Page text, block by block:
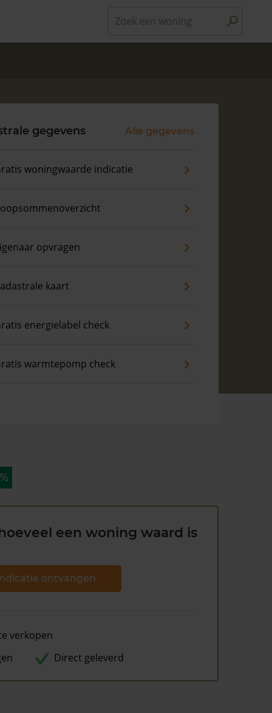
gegevens Alle gegevens
woningwaarde indicatie
opvragen
kaart
energielabel check
warmtepomp check
een woning waard is
ontvangen
verkopen
Direct geleverd